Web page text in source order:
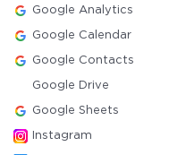
Google Analytics
Google Calendar
Google Contacts
Google Drive
Google Sheets
Instagram